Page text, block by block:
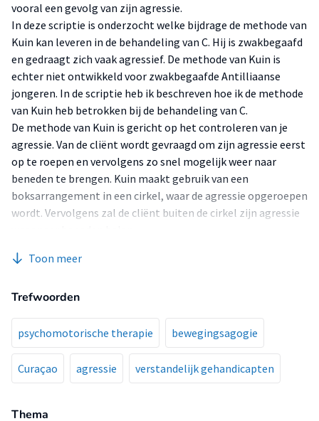
vooral een gevolg van zijn agressie.
In deze scriptie is onderzocht welke bijdrage de methode van
Kuin kan leveren in de behandeling van C. Hij is zwakbegaafd
en gedraagt zich vaak agressief. De methode van Kuin is
echter niet ontwikkeld voor zwakbegaafde Antilliaanse
jongeren. In de scriptie heb ik beschreven hoe ik de methode
van Kuin heb betrokken bij de behandeling van C.
De methode van Kuin is gericht op het controleren van je
agressie. Van de cliënt wordt gevraagd om zijn agressie eerst
op te roepen en vervolgens zo snel mogelijk weer naar
beneden te brengen. Kuin maakt gebruik van een
boksarrangement in een cirkel, waar de agressie opgeroepen
wordt. Vervolgens zal de cliënt buiten de cirkel zijn agressie
volgens mijn visie het toepassen van de methode van Kuin
Naar mijn ideeën over agressieproblematiek heeft hij ook
moeten leren om met vervelende 'probleem-last' situaties
om te gaan. Hij heeft zich bewust moeten worden van de
'denkfouten' die hij maakt. Hij heeft moeten leren om zich
meer assertief te gedragen. Ik heb voor deze laatste
werkdoelen voor C, ook activiteiten gebruikt die niet zijn
genoeg aandacht besteedde aan deze onderdelen van zijn
Toon meer
Trefwoorden
psychomotorische therapie bewegingsagogie
Curaçao agressie verstandelijk gehandicapten
Thema